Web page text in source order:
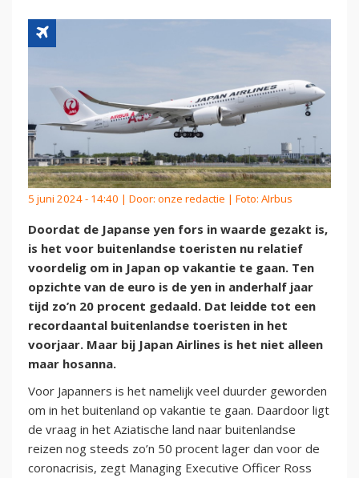
5 juni 2024 - 14:40 | Door: onze redactie | Foto: AIrbus
Doordat de Japanse yen fors in waarde gezakt is,
is het voor buitenlandse toeristen nu relatief
voordelig om in Japan op vakantie te gaan. Ten
opzichte van de euro is de yen in anderhalf jaar
tijd zo’n 20 procent gedaald. Dat leidde tot een
recordaantal buitenlandse toeristen in het
voorjaar. Maar bij Japan Airlines is het niet alleen
maar hosanna.
Voor Japanners is het namelijk veel duurder geworden
om in het buitenland op vakantie te gaan. Daardoor ligt
de vraag in het Aziatische land naar buitenlandse
reizen nog steeds zo’n 50 procent lager dan voor de
coronacrisis, zegt Managing Executive Officer Ross